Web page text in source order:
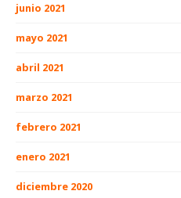
junio 2021
mayo 2021
abril 2021
marzo 2021
febrero 2021
enero 2021
diciembre 2020